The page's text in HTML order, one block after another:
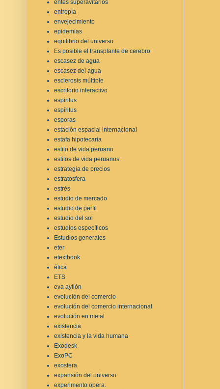
entes superavitarios
entropía
envejecimiento
epidemias
equilibrio del universo
Es posible el transplante de cerebro
escasez de agua
escasez del agua
esclerosis múltiple
escritorio interactivo
espiritus
espíritus
esporas
estación espacial internacional
estafa hipotecaria
estilo de vida peruano
estilos de vida peruanos
estrategia de precios
estratosfera
estrés
estudio de mercado
estudio de perfil
estudio del sol
estudios específicos
Estudios generales
eter
etextbook
ética
ETS
eva ayllón
evolución del comercio
evolución del comercio internacional
evolución en metal
existencia
existencia y la vida humana
Exodesk
ExoPC
exosfera
expansión del universo
experimento opera.